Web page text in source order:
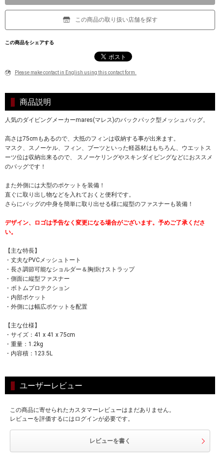
この商品の取り扱い店舗を探す
この商品をシェアする
Please make contact in English using this contact form.
商品説明
人気のダイビングメーカーmares(マレス)のバックパック型メッシュバッグ。
高さは75cmもあるので、大抵のフィンは収納する事が出来ます。
マスク、スノーケル、フィン、ブーツといった軽器材はもちろん、ウエットス
ーツ位は収納出来るので、 スノーケリングやスキンダイビングなどにおススメ
のバッグです！
また外側には大型のポケットを装備！
直ぐに取り出し物などを入れておくと便利です。
さらにバッグの中身を簡単に取り出せる様に縦型のファスナーも装備！
デザイン、ロゴは予告なく変更になる場合がございます。予めご了承くださ
い。
【主な特長】
・丈夫なPVCメッシュトート
・長さ調節可能なショルダー＆胸掛けストラップ
・側面に縦型ファスナー
・ボトムプロテクション
・内部ポケット
・外側には幅広ポケットを配置
【主な仕様】
・サイズ：41 x 41 x 75cm
・重量：1.2kg
・内容積：123.5L
ユーザーレビュー
この商品に寄せられたカスタマーレビューはまだありません。
レビューを評価するにはログインが必要です。
レビューを書く